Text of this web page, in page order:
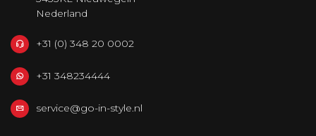
Nederland
+31 (0) 348 20 0002
+31 348234444
service@go-in-style.nl